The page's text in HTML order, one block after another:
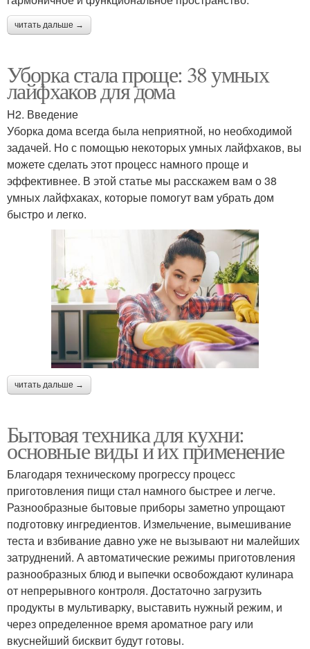
читать дальше →
Уборка стала проще: 38 умных
лайфхаков для дома
H2. Введение
Уборка дома всегда была неприятной, но необходимой
задачей. Но с помощью некоторых умных лайфхаков, вы
можете сделать этот процесс намного проще и
эффективнее. В этой статье мы расскажем вам о 38
умных лайфхаках, которые помогут вам убрать дом
быстро и легко.
читать дальше →
Бытовая техника для кухни:
основные виды и их применение
Благодаря техническому прогрессу процесс
приготовления пищи стал намного быстрее и легче.
Разнообразные бытовые приборы заметно упрощают
подготовку ингредиентов. Измельчение, вымешивание
теста и взбивание давно уже не вызывают ни малейших
затруднений. А автоматические режимы приготовления
разнообразных блюд и выпечки освобождают кулинара
от непрерывного контроля. Достаточно загрузить
продукты в мультиварку, выставить нужный режим, и
через определенное время ароматное рагу или
вкуснейший бисквит будут готовы.